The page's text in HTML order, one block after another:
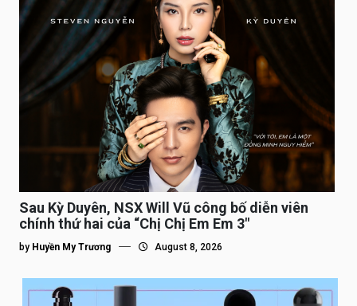
Sau Kỳ Duyên, NSX Will Vũ công bố diễn viên
chính thứ hai của “Chị Chị Em Em 3″
by Huyền My Trương August 8, 2026